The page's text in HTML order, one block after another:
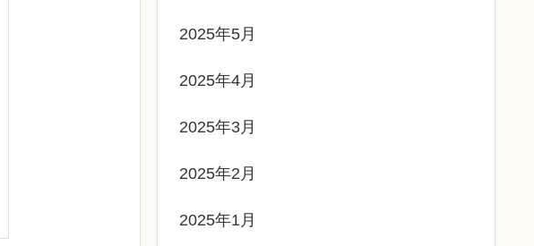
2025年5月
2025年4月
2025年3月
2025年2月
2025年1月